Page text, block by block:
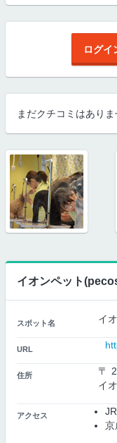
ログイ
まだクチコミはありま
イオンペット
スポット名 イ
URL
住所
〒
イ
アクセス
京